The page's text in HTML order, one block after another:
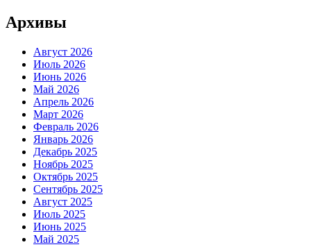
Архивы
Август 2026
Июль 2026
Июнь 2026
Май 2026
Апрель 2026
Март 2026
Февраль 2026
Январь 2026
Декабрь 2025
Ноябрь 2025
Октябрь 2025
Сентябрь 2025
Август 2025
Июль 2025
Июнь 2025
Май 2025